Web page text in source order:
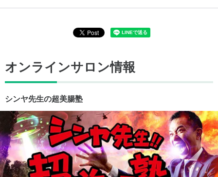
オンラインサロン情報
シンヤ先生の超美腸塾